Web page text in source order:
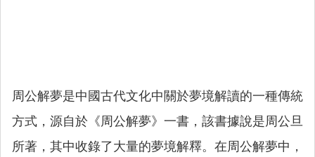
周公解夢是中國古代文化中關於夢境解讀的一種傳統
方式，源自於《周公解夢》一書，該書據說是周公旦
所著，其中收錄了大量的夢境解釋。在周公解夢中，